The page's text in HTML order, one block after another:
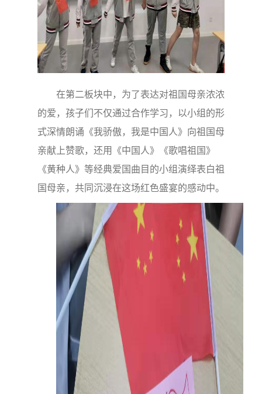
在第二板块中，为了表达对祖国母亲浓浓
的爱，孩子们不仅通过合作学习，以小组的形
式深情朗诵《我骄傲，我是中国人》向祖国母
亲献上赞歌，还用《中国人》《歌唱祖国》
《黄种人》等经典爱国曲目的小组演绎表白祖
国母亲，共同沉浸在这场红色盛宴的感动中。